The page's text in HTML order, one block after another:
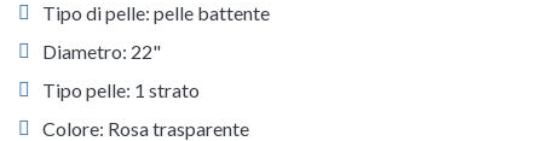
Tipo di pelle: pelle battente
Diametro: 22"
Tipo pelle: 1 strato
Colore: Rosa trasparente